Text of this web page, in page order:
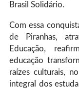
Brasil Solidário.
Com essa
de Piranhas,
Educação,
educação
raízes culturais,
integral dos